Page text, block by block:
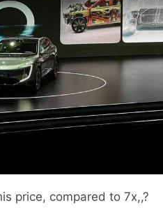
price, compared to 7x,,?